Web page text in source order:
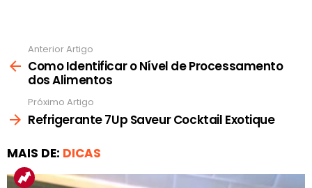
mais
Anterior Artigo
Como Identificar o Nível de Processamento
dos Alimentos
Próximo Artigo
Refrigerante 7Up Saveur Cocktail Exotique
MAIS DE: DICAS